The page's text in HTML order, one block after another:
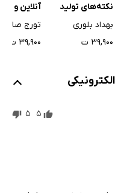
نکته‌های تولید
محتوا
بهداد بلوری
۳۹,۹۰۰ ت
آنلاین و
اجتماعی
تورج
۳۹,۹۰۰ ت
5
5